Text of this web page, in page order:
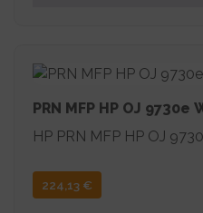
PRN MFP HP OJ 9730e
HP PRN MFP HP OJ
224,13 €